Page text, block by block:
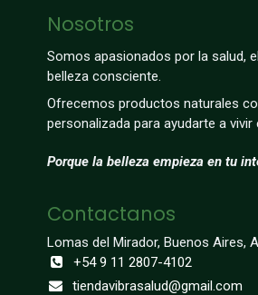
Nosotros
Somos apasionados por la salud,
belleza consciente.
Ofrecemos productos naturales
personalizada para ayudarte a vivir
Porque la belleza empieza en tu
Contactanos
Lomas del Mirador, Buenos Aires,
+54 9 11 2807-4102
tiendavibrasalud@gmail.com